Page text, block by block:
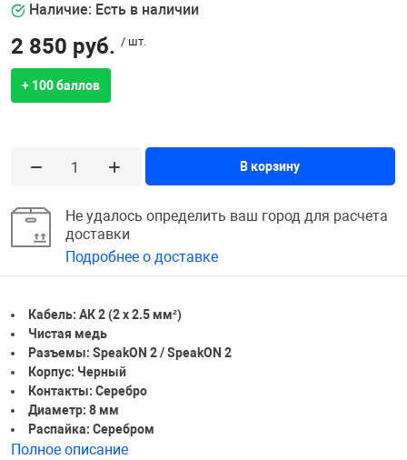
Наличие: Есть в наличии
2 850 руб. / шт.
+ 100 баллов
В корзину
Не удалось определить ваш город для расчета
доставки
Подробнее о доставке
Кабель: АК 2 (2 х 2.5 мм²)
Чистая медь
Разъемы: SpeakON 2 / SpeakON 2
Корпус: Черный
Контакты: Серебро
Диаметр: 8 мм
Распайка: Серебром
Полное описание